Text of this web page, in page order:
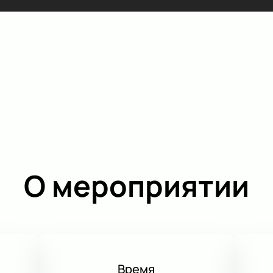
О мероприятии
Время